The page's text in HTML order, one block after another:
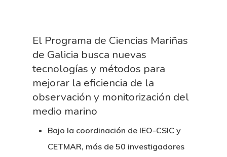
El Programa de Ciencias Mariñas
de Galicia busca nuevas
tecnologías y métodos para
mejorar la eficiencia de la
observación y monitorización del
medio marino
Bajo la coordinación de IEO-CSIC y
CETMAR, más de 50 investigadores